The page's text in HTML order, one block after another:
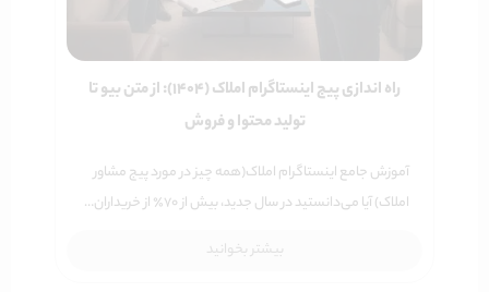
راه اندازی پیج اینستاگرام املاک (۱۴۰۴): از متن بیو تا
تولید محتوا و فروش
آموزش جامع اینستاگرام املاک(همه چیز در مورد پیج مشاور
املاک) آیا می‌دانستید در سال جدید، بیش از ۷۰٪ از خریداران…
بیشتر بخوانید